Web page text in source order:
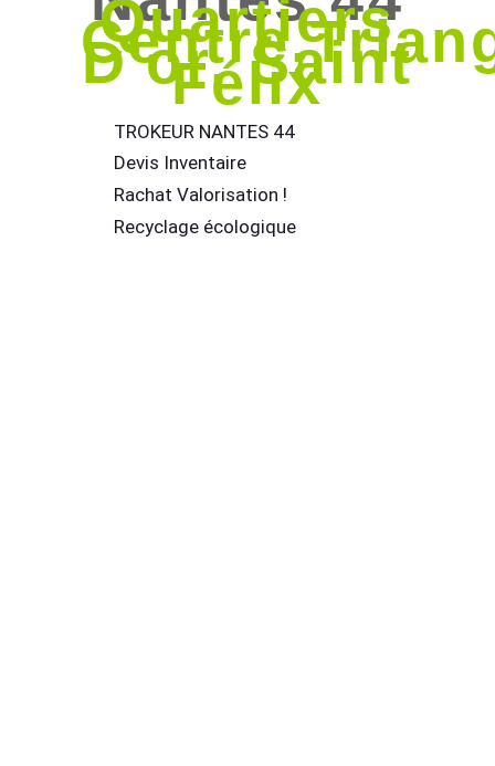
Quartiers
D'or, Saint
Félix
TROKEUR NANTES 44
Devis Inventaire
Rachat Valorisation !
Recyclage écologique